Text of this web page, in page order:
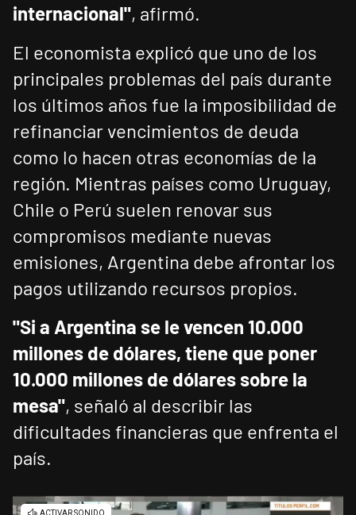
internacional", afirmó.
El economista explicó que uno de los
principales problemas del país durante
los últimos años fue la imposibilidad de
refinanciar vencimientos de deuda
como lo hacen otras economías de la
región. Mientras países como Uruguay,
Chile o Perú suelen renovar sus
compromisos mediante nuevas
emisiones, Argentina debe afrontar los
pagos utilizando recursos propios.
"Si a Argentina se le vencen 10.000
millones de dólares, tiene que poner
10.000 millones de dólares sobre la
mesa", señaló al describir las
dificultades financieras que enfrenta el
país.